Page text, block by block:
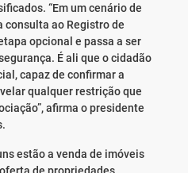
“Em um cenário de
consulta ao Registro de
opcional e passa a ser
É ali que o cidadão
capaz de confirmar a
qualquer restrição que
afirma o presidente
estão a venda de imóveis